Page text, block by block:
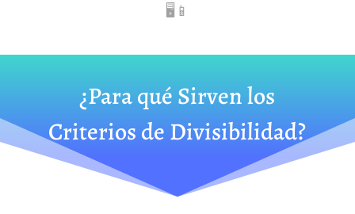
🖥️📱
¿Para qué Sirven los
Criterios de Divisibilidad?